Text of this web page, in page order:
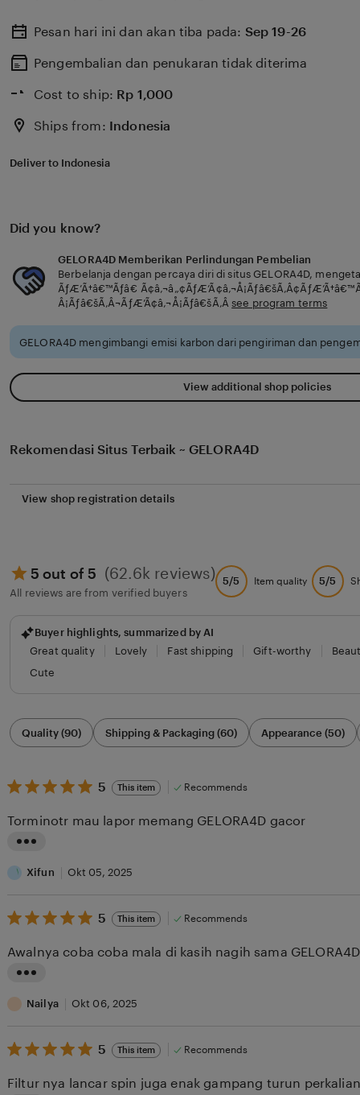
Pesan hari ini dan akan tiba pada: Sep 19-26
Pengembalian dan penukaran tidak diterima
Cost to ship: Rp 1,000
Ships from: Indonesia
Deliver to Indonesia
Did you know?
GELORA4D Memberikan Perlindungan Pembelian
Berbelanja dengan percaya diri di situs GELORA4D,
ÃƒÆ’Ã†â€™Ãƒâ€
Â¡Ãƒâ€šÃ‚Â¬ÃƒÆ’Ã¢â‚¬Å¡Ãƒâ€šÃ‚Âsee program terms
GELORA4D mengimbangi emisi karbon dari pengiriman dan
View additional shop policies
Rekomendasi Situs Terbaik ~ GELORA4D
View shop registration details
5 out of 5 (62.6k reviews)
All reviews are from verified buyers
5/5 Item quality 5/5
Buyer highlights, summarized by AI
Great quality
Lovely Fast shipping Gift-worthy
Cute
Filter
by
category
Quality (90) Shipping & Packaging (60) Appearance (50)
5
out
5
stars
5 This item Recommends
i
t
n
r
v
e
Torminotr mau lapor memang GELORA4D gacor
Xifun Okt 05, 2025
5
out
5
stars
5 This item Recommends
i
t
n
Awalnya coba coba mala di kasih nagih sama
Nailya Okt 06, 2025
5
out
5
5 This item Recommends
Filtur nya lancar spin juga enak gampang turun perkalian